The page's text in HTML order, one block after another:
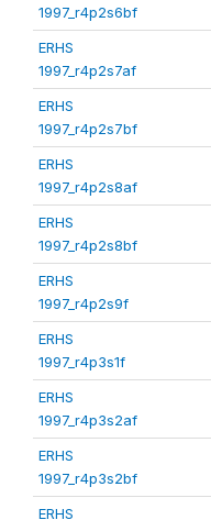
1997_r4p2s6bf
ERHS
1997_r4p2s7af
ERHS
1997_r4p2s7bf
ERHS
1997_r4p2s8af
ERHS
1997_r4p2s8bf
ERHS
1997_r4p2s9f
ERHS
1997_r4p3s1f
ERHS
1997_r4p3s2af
ERHS
1997_r4p3s2bf
ERHS